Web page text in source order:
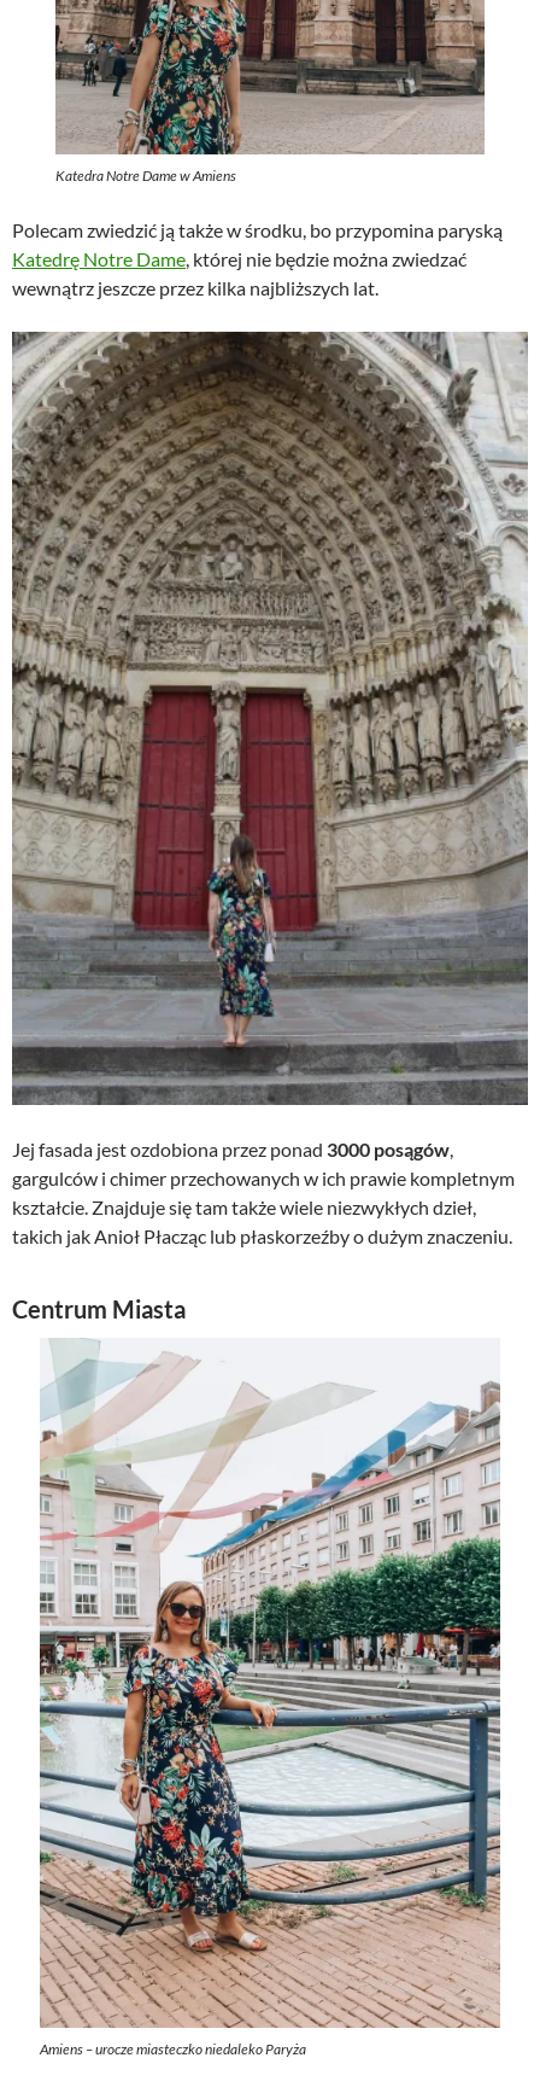
Katedra Notre Dame w Amiens
Polecam zwiedzić ją także w środku, bo przypomina paryską
Katedrę Notre Dame , której nie będzie można zwiedzać
wewnątrz jeszcze przez kilka najbliższych lat.
Jej fasada jest ozdobiona przez ponad 3000 posągów
gargulców i chimer przechowanych w ich prawie kompletnym
kształcie. Znajduje się tam także wiele niezwykłych dzieł,
takich jak Anioł Płacząc lub płaskorzeźby o dużym znaczeniu.
Centrum Miasta
Amiens – urocze miasteczko niedaleko Paryża